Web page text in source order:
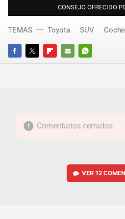
CONSEJO OFRECIDO
FACEBOOKTWITTERFLIPBOARD
E-
WHATSAPP
TEMAS Toyota SUV
Comentarios cerrados
VER 12